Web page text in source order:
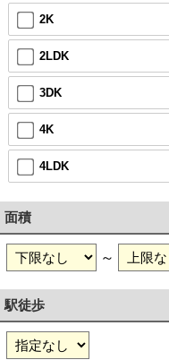
2K
2LDK
3DK
4K
4LDK
面積
～
駅徒歩